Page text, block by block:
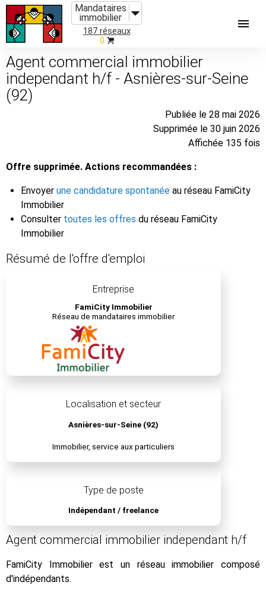
Mandataires
immobilier
187 réseaux
0
Agent commercial immobilier
independant h/f - Asnières-sur-Seine
(92)
Publiée le 28 mai 2026
Supprimée le 30 juin 2026
Affichée 135 fois
Offre supprimée. Actions recommandées :
Envoyer une candidature spontanée au réseau FamiCity
Immobilier
Consulter toutes les offres du réseau FamiCity
Immobilier
Résumé de l'offre d'emploi
Entreprise
FamiCity Immobilier
Réseau de mandataires immobilier
Localisation et secteur
Asnières-sur-Seine (92)
Immobilier, service aux particuliers
Type de poste
Indépendant / freelance
Agent commercial immobilier independant h/f
FamiCity Immobilier est un réseau immobilier composé
d'indépendants.